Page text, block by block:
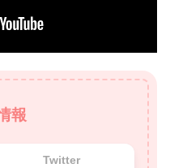
報
Twitter